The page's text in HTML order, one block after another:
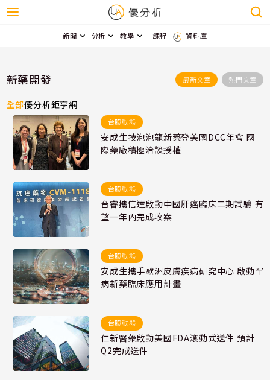
新聞 分析 教學 課程 資料庫
新藥開發 最新文章 熱門文章
全部優分析鉅亨網
台股動態
安成生技泡泡龍新藥登美國DCC年會 國
際藥廠積極洽談授權
台股動態
台睿攜信達啟動中國肝癌臨床二期試驗 有
望一年內完成收案
台股動態
安成生攜手歐洲皮膚疾病研究中心 啟動罕
病新藥臨床應用計畫
台股動態
仁新醫藥啟動美國FDA滾動式送件 預計
Q2完成送件